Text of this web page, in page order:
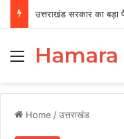
Menu
Home /उत्तराखंड